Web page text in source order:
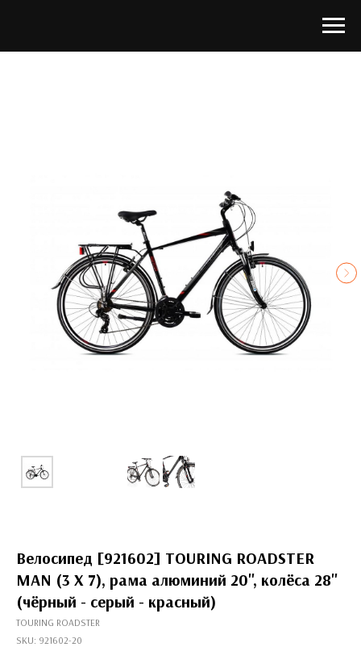
Велосипед [921602] TOURING ROADSTER
MAN (3 X 7), рама алюминий 20'', колёса 28''
(чёрный - серый - красный)
TOURING ROADSTER
SKU: 921602-20